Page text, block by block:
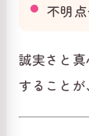
不明
誠実さと
すること